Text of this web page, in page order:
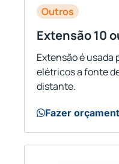
Outros
Extensão 10
Extensão é usada
elétricos a fonte
distante.
Fazer